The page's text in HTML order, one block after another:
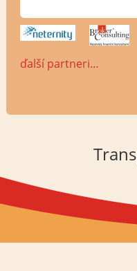
ďalší partneri…